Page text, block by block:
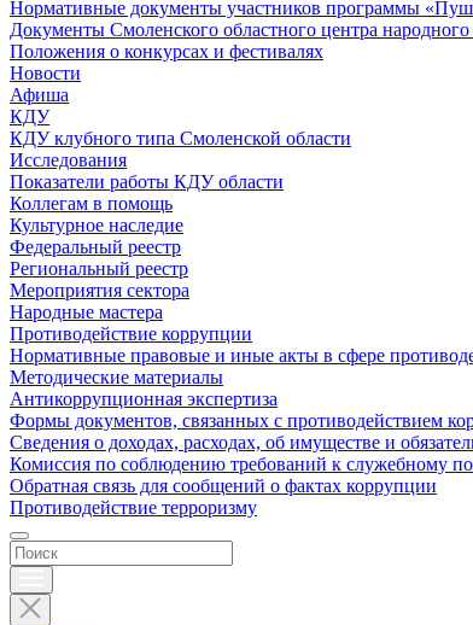
Нормативные документы участников программы
Документы Смоленского областного центра народного
Положения о конкурсах и фестивалях
Новости
Афиша
КДУ
КДУ клубного типа Смоленской области
Исследования
Показатели работы КДУ области
Коллегам в помощь
Культурное наследие
Федеральный реестр
Региональный реестр
Мероприятия сектора
Народные мастера
Противодействие коррупции
Нормативные правовые и иные акты в сфере
Методические материалы
Антикоррупционная экспертиза
Формы документов, связанных с противодействием
Сведения о доходах, расходах, об имуществе и
Комиссия по соблюдению требований к служебному
Обратная связь для сообщений о фактах коррупции
Противодействие терроризму